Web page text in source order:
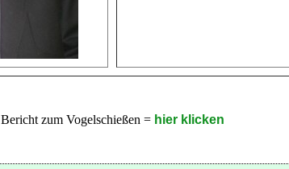
Bericht zum Vogelschießen = hier klicken